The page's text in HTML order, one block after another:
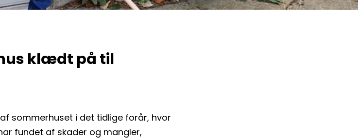
klædt på til
sommerhuset i det tidlige forår, hvor
fundet af skader og mangler,